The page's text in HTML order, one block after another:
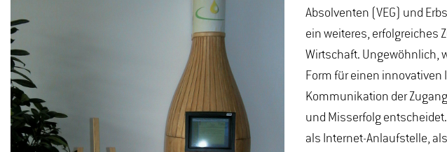
Absolventen (VEG) und
ein weiteres,
Wirtschaft. Ungewöhnlich,
Form für einen innovativen
Kommunikation der
und Misserfolg
als Internet-Anlaufstelle,